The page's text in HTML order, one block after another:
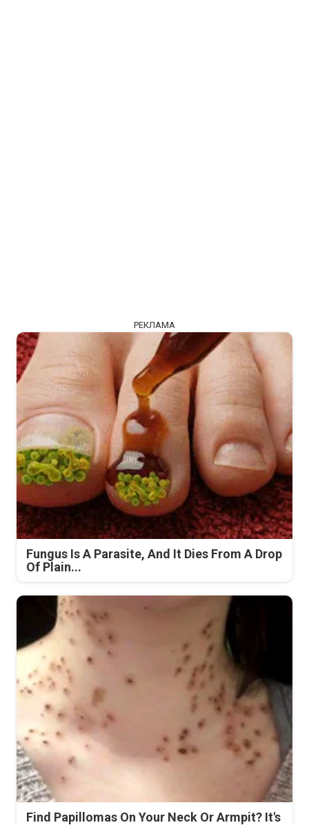
РЕКЛАМА
Fungus Is A Parasite, And It Dies From A Drop
Of Plain...
Find Papillomas On Your Neck Or Armpit? It's